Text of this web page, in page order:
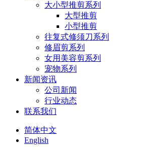
大小型推剪系列
大型推剪
小型推剪
往复式修须刀系列
修眉剪系列
女用美容剪系列
宠物系列
新闻资讯
公司新闻
行业动态
联系我们
简体中文
English